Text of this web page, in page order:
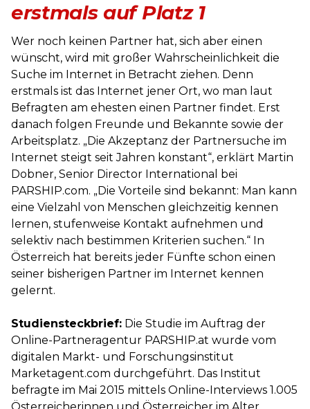
erstmals auf Platz 1
Wer noch keinen Partner hat, sich aber einen
wünscht, wird mit großer Wahrscheinlichkeit die
Suche im Internet in Betracht ziehen. Denn
erstmals ist das Internet jener Ort, wo man laut
Befragten am ehesten einen Partner findet. Erst
danach folgen Freunde und Bekannte sowie der
Arbeitsplatz. „Die Akzeptanz der Partnersuche im
Internet steigt seit Jahren konstant“, erklärt Martin
Dobner, Senior Director International bei
PARSHIP.com. „Die Vorteile sind bekannt: Man kann
eine Vielzahl von Menschen gleichzeitig kennen
lernen, stufenweise Kontakt aufnehmen und
selektiv nach bestimmen Kriterien suchen.“ In
Österreich hat bereits jeder Fünfte schon einen
seiner bisherigen Partner im Internet kennen
gelernt.
Studiensteckbrief: Die Studie im Auftrag der
Online-Partneragentur PARSHIP.at wurde vom
digitalen Markt- und Forschungsinstitut
Marketagent.com durchgeführt. Das Institut
befragte im Mai 2015 mittels Online-Interviews 1.005